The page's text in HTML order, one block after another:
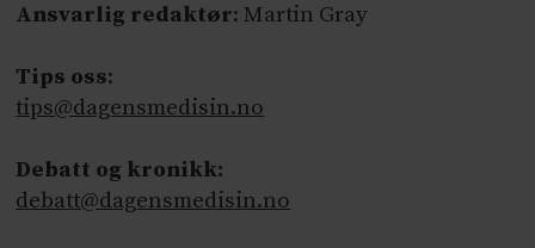
Ansvarlig redaktør: Martin Gray
Tips oss:
tips@dagensmedisin.no
Debatt og kronikk:
debatt@dagensmedisin.no